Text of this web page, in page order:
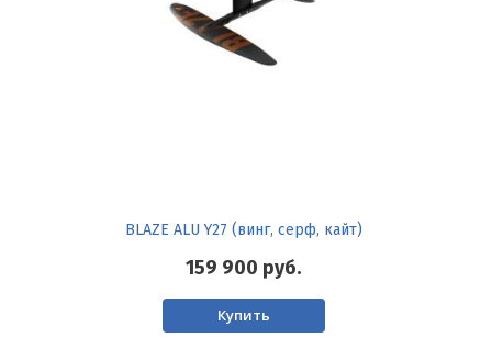
BLAZE ALU Y27 (винг, серф, кайт)
159 900 руб.
Купить